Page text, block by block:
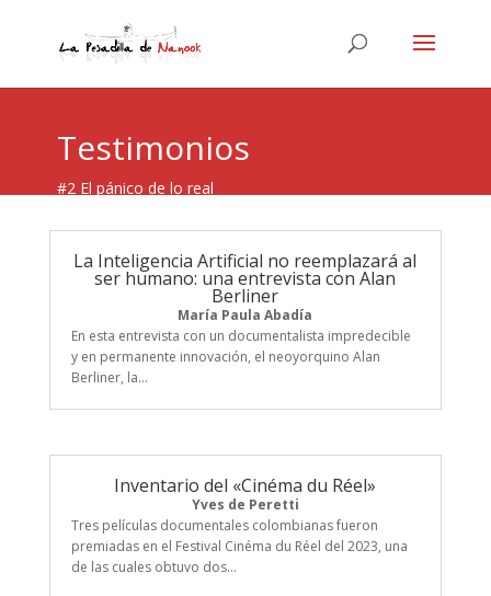
Testimonios
#2 El pánico de lo real
La Inteligencia Artificial no reemplazará al
ser humano: una entrevista con Alan
Berliner
María Paula Abadía
En esta entrevista con un documentalista impredecible
y en permanente innovación, el neoyorquino Alan
Berliner, la...
Inventario del «Cinéma du Réel»
Yves de Peretti
Tres películas documentales colombianas fueron
premiadas en el Festival Cinéma du Réel del 2023, una
de las cuales obtuvo dos...